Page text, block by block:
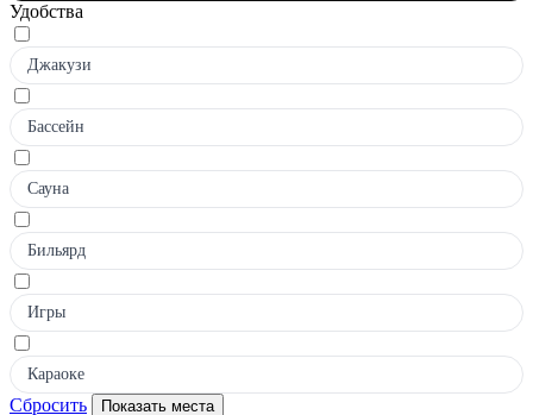
Удобства
Джакузи
Бассейн
Сауна
Бильярд
Игры
Караоке
Сбросить Показать места